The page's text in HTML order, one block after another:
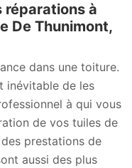
réparations à
De Thunimont,
dans une toiture.
inévitable de les
à qui vous
de vos tuiles de
prestations de
aussi des plus